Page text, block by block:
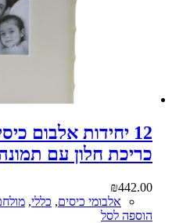
כריכת חלון עם
₪442.00
אלבומי כיסים, כללי,
הוספה לסל